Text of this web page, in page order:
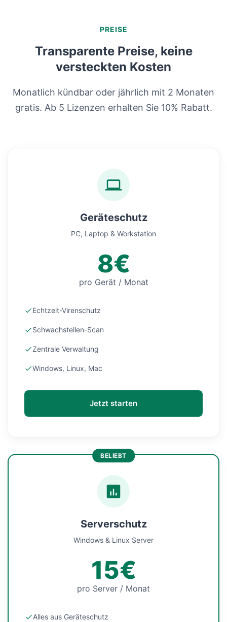
PREISE
Transparente Preise, keine
versteckten Kosten
Monatlich kündbar oder jährlich mit 2 Monaten
gratis. Ab 5 Lizenzen erhalten Sie 10% Rabatt.
Geräteschutz
PC, Laptop & Workstation
8€
pro Gerät / Monat
Echtzeit-Virenschutz
Schwachstellen-Scan
Zentrale Verwaltung
Windows, Linux, Mac
Jetzt starten
BELIEBT
Serverschutz
Windows & Linux Server
15€
pro Server / Monat
Alles aus Geräteschutz